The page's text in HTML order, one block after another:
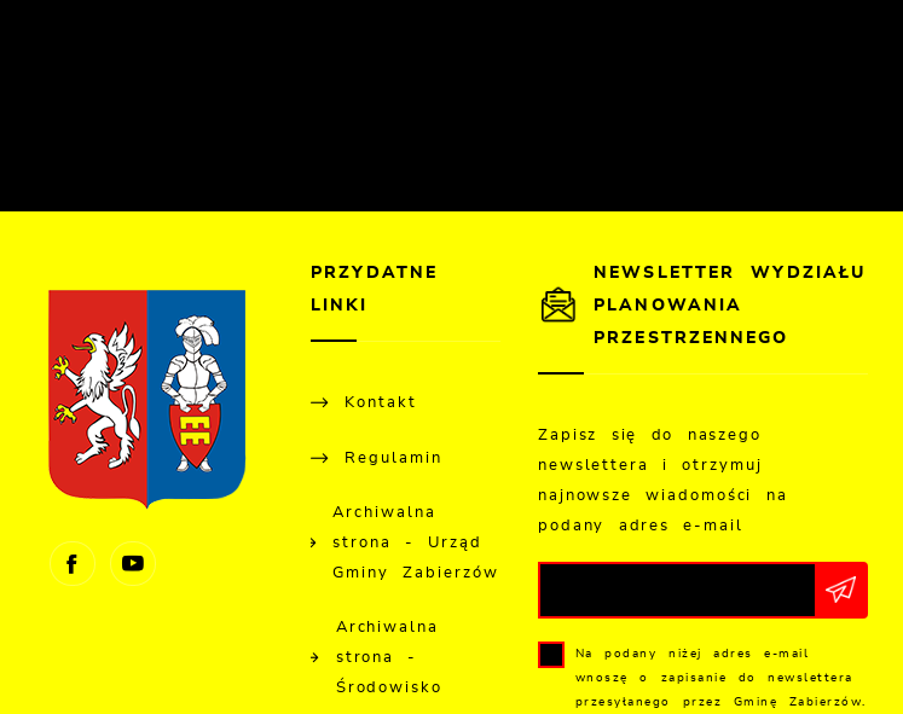
PRZYDATNE
LINKI
Kontakt
Regulamin
Archiwalna
strona - Urząd
Gminy Zabierzów
Archiwalna
strona -
Środowisko
NEWSLETTER WYDZIAŁU
PLANOWANIA
PRZESTRZENNEGO
Zapisz się do naszego
newslettera i otrzymuj
najnowsze wiadomości na
podany adres e-mail
Na podany niżej adres e-mail
wnoszę o zapisanie do newslettera
przesyłanego przez Gminę Zabierzów.